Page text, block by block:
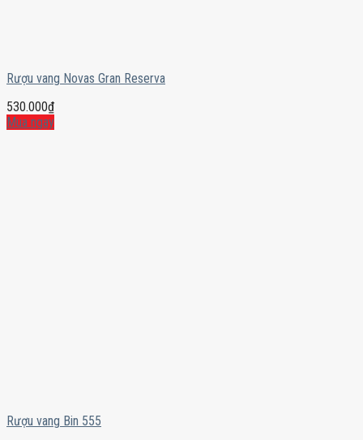
Rượu vang Novas Gran Reserva
530.000₫
Mua ngay
Rượu vang Bin 555